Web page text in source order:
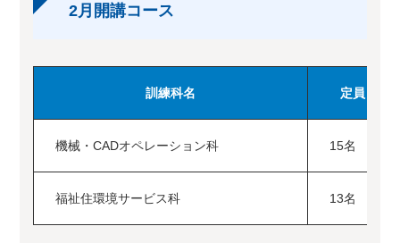
2月開講コース
訓練科名 定員
機械・CADオペレーション科 15名
福祉住環境サービス科 13名